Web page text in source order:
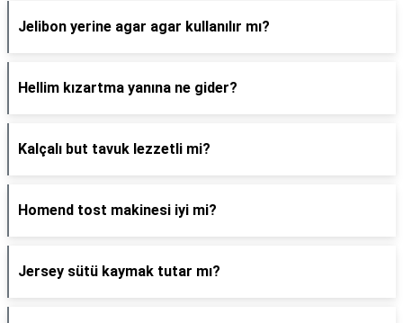
Jelibon yerine agar agar kullanılır mı?
Hellim kızartma yanına ne gider?
Kalçalı but tavuk lezzetli mi?
Homend tost makinesi iyi mi?
Jersey sütü kaymak tutar mı?